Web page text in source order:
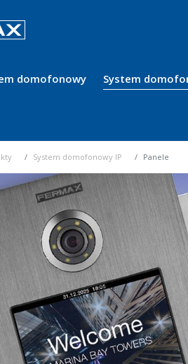
domofonowy System
System domofonowy IP Panele